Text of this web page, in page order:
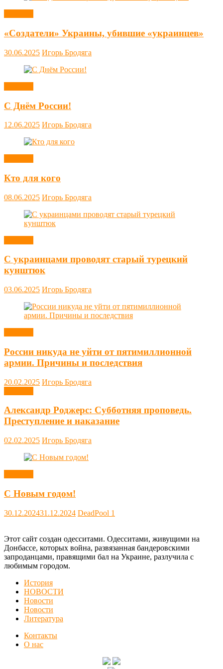
«Создатели» Украины, убившие «украинцев»
30.06.2025 Игорь Бродяга
С Днём России!
12.06.2025 Игорь Бродяга
Кто для кого
08.06.2025 Игорь Бродяга
С украинцами проводят старый турецкий
кунштюк
03.06.2025 Игорь Бродяга
России никуда не уйти от пятимиллионной
армии. Причины и последствия
20.02.2025 Игорь Бродяга
Александр Роджерс: Субботняя проповедь.
Преступление и наказание
02.02.2025 Игорь Бродяга
С Новым годом!
30.12.202431.12.2024 DeadPool 1
Этот сайт создан одесситами. Одесситами, живущими на
Донбассе, которых война, развязанная бандеровскими
запроданцами, правящими бал на Украине, разлучила с
любимым городом.
История
НОВОСТИ
Новости
Новости
Литература
Контакты
О нас